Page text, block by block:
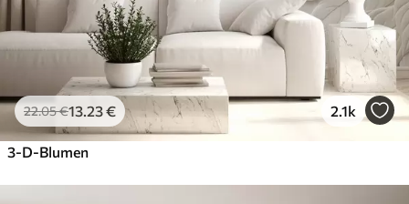
22.05€13 .23€ 2.1k
3-D-Blumen